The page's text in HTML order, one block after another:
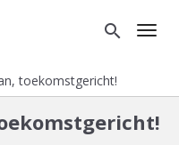
search
toekomstgericht!